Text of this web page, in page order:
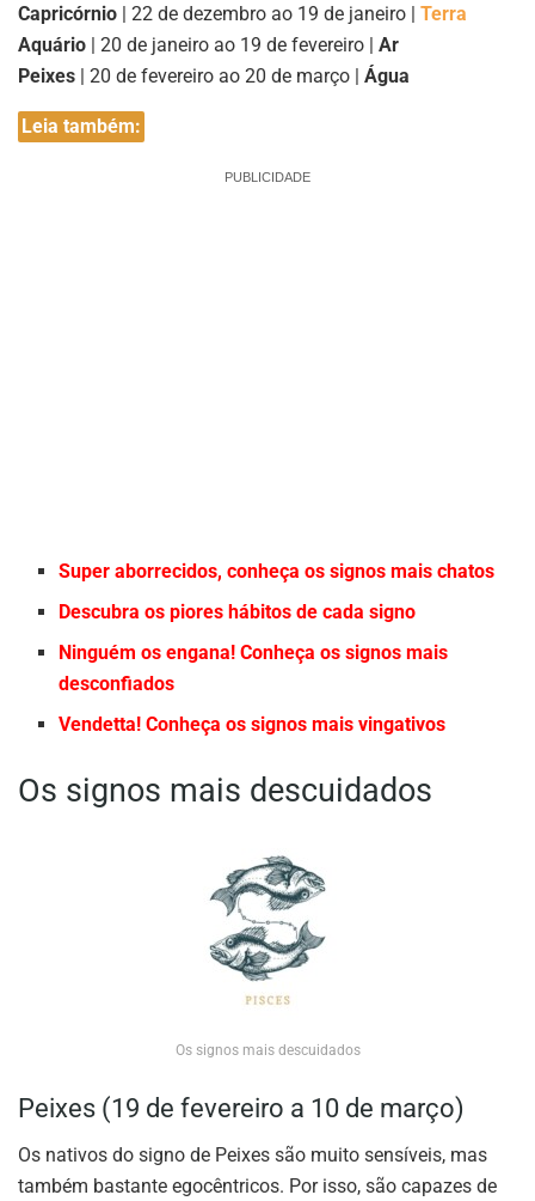
Capricórnio | 22 de dezembro ao 19 de janeiro | Terra
Aquário | 20 de janeiro ao 19 de fevereiro | Ar
Peixes | 20 de fevereiro ao 20 de março | Água
Leia também:
PUBLICIDADE
Super aborrecidos, conheça os signos mais chatos
Descubra os piores hábitos de cada signo
Ninguém os engana! Conheça os signos mais
desconfiados
Vendetta! Conheça os signos mais vingativos
Os signos mais descuidados
Os signos mais descuidados
Peixes (19 de fevereiro a 10 de março)
Os nativos do signo de Peixes são muito sensíveis, mas
também bastante egocêntricos. Por isso, são capazes de